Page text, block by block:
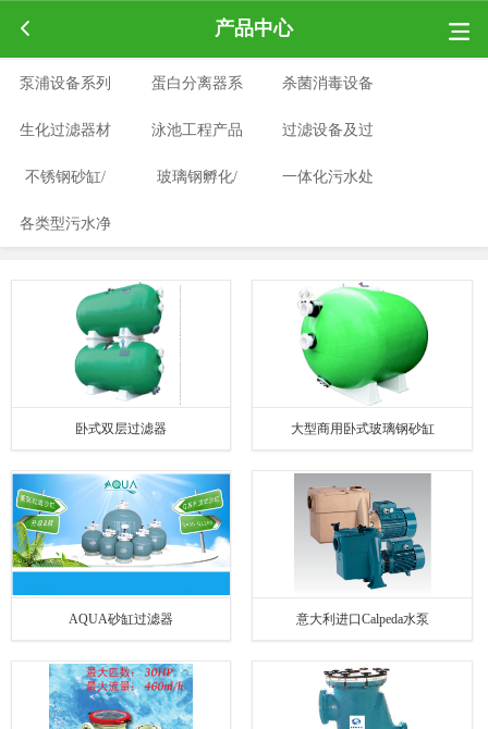
产品中心
泵浦设备系列 蛋白分离器系
列
杀菌消毒设备
系列
生化过滤器材
系列
泳池工程产品
系列
过滤设备及过
滤材料
不锈钢砂缸/
水箱系列
玻璃钢孵化/ 一体化污水处
各类型污水净
卧式双层过滤器 大型商用卧式玻璃钢砂缸
AQUA砂缸过滤器 意大利进口Calpeda水泵